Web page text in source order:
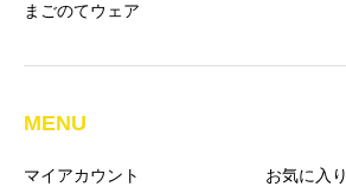
まごのてウェア
MENU
マイアカウント お気に入り